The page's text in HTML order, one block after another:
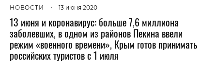
НОВОСТИ • 13 июня 2020
13 июня и коронавирус: больше 7,6 миллиона
заболевших, в одном из районов Пекина ввели
режим «военного времени», Крым готов принимать
российских туристов с 1 июля